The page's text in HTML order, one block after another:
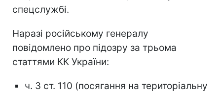
спецслужбі.
Наразі російському генералу
повідомлено про підозру за трьома
статтями КК України:
ч. 3 ст. 110 (посягання на територіальну